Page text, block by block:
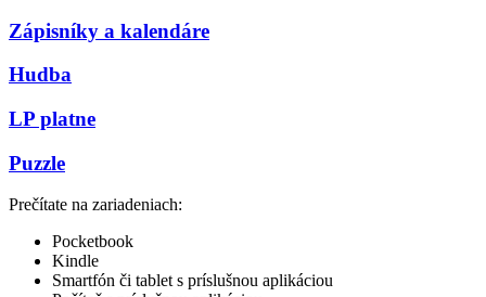
Zápisníky a kalendáre
Hudba
LP platne
Puzzle
Prečítate na zariadeniach:
Pocketbook
Kindle
Smartfón či tablet s príslušnou aplikáciou